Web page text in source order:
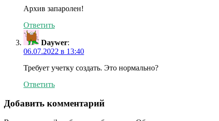
Архив запаролен!
Ответить
Daywer:
06.07.2022 в 13:40
Требует учетку создать. Это нормально?
Ответить
Добавить комментарий